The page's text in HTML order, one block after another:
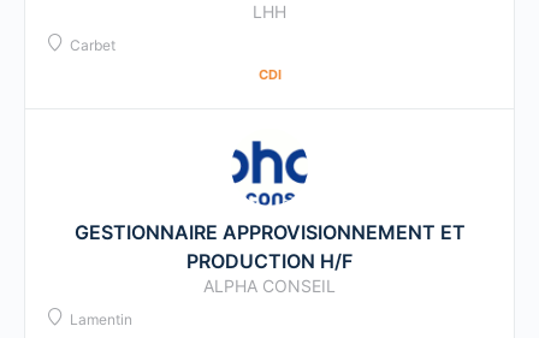
LHH
Carbet
CDI
GESTIONNAIRE APPROVISIONNEMENT ET
PRODUCTION H/F
ALPHA CONSEIL
Lamentin